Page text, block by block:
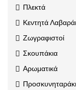
Πλεκτά
Κεντητά
Ζωγραφιστοί
Σκουπάκια
Αρωματικά